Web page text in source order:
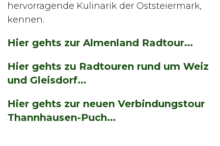
hervorragende Kulinarik der Oststeiermark,
kennen.
Hier gehts zur Almenland Radtour...
Hier gehts zu Radtouren rund um Weiz
und Gleisdorf...
Hier gehts zur neuen Verbindungstour
Thannhausen-Puch...